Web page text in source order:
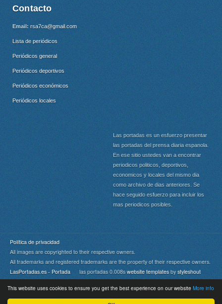
This website uses cookies to ensure you get the best experience on our website More info
Contacto
Email: rsa7ca@gmail.com
Lista de periódicos
Periódicos general
Periódicos deportivos
Periódicos económicos
Periódicos locales
Las portadas es un esfuerzo presentar
las portadas del prensa diaria espanola.
En ese sitio ustedes van a encontrar
periodicos politicos, deportivos,
economicos y locales del mismo dia
como archivo de dias anteriores. Se
hace seguido esfuerzo para incluir los
mas periodicos posibles.
Política de privacidad
All images are copyrighted to their respective owners.
All trademarks and registered trademarks are the property of their respective owners.
LasPortadas.es - Portada las portadas 0.008s website templates bystyleshout